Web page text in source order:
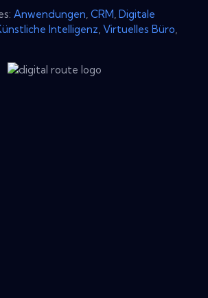
Anwendungen CRM Digitale
Intelligenz Virtuelles Büro